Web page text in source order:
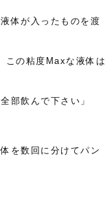
体が入ったものを渡
この粘度Maxな液体は
部飲んで下さい」
を数回に分けてパン